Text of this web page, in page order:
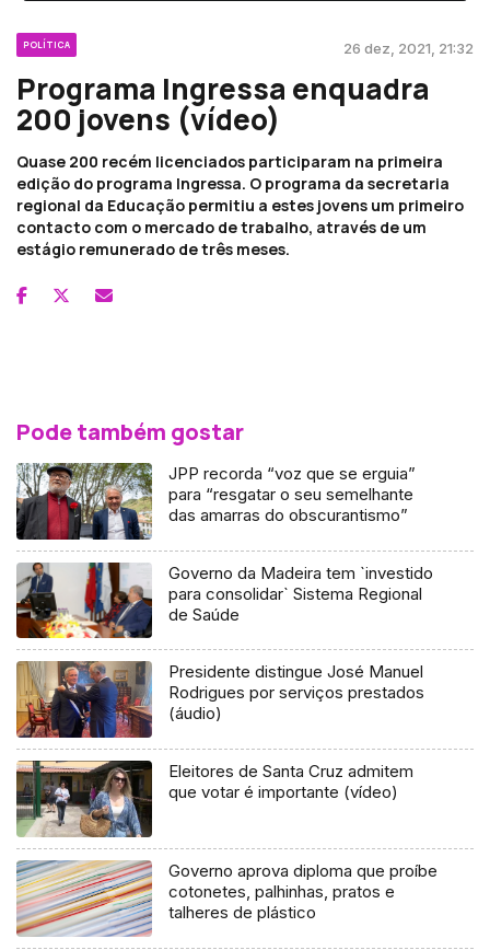
POLÍTICA 26 dez, 2021, 21:32
Programa Ingressa enquadra
200 jovens (vídeo)
Quase 200 recém licenciados participaram na primeira
edição do programa Ingressa. O programa da secretaria
regional da Educação permitiu a estes jovens um primeiro
contacto com o mercado de trabalho, através de um
estágio remunerado de três meses.
Pode também gostar
JPP recorda “voz que se erguia”
para “resgatar o seu semelhante
das amarras do obscurantismo”
Governo da Madeira tem `investido
para consolidar` Sistema Regional
de Saúde
Presidente distingue José Manuel
Rodrigues por serviços prestados
(áudio)
Eleitores de Santa Cruz admitem
que votar é importante (vídeo)
Governo aprova diploma que proíbe
cotonetes, palhinhas, pratos e
talheres de plástico